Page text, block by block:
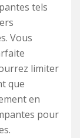
tels
Vous
limiter
que
en
pour